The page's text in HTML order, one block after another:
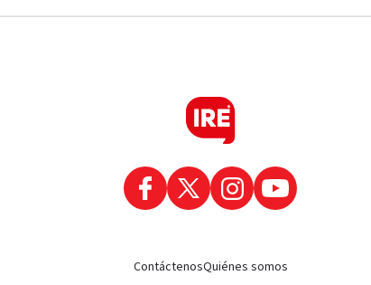
ContáctenosQuiénes somos